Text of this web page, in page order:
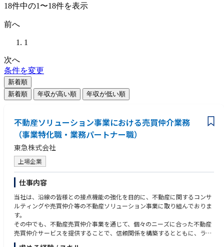
18件中の1〜18件を表示
前へ
1
次へ
条件を変更
新着順
新着順
年収が高い順 年収が低い順
不動産ソリューション事業における売買仲介業務
（事業特化職・業務パートナー職）
東急株式会社
上場企業
仕事内容
当社は、沿線の皆様との接点機能の強化を目的に、不動産に関するコンサ
ルティングや売買仲介等の不動産ソリューション事業に取り組んでおりま
す。
その中でも、不動産売買仲介事業を通じて、個々のニーズに合った不動産
売買仲介サービスを提供することで、信頼関係を構築するとともに、ライ
フスタイルの変化に応じた沿線内での住み替え推進等により、沿線への人